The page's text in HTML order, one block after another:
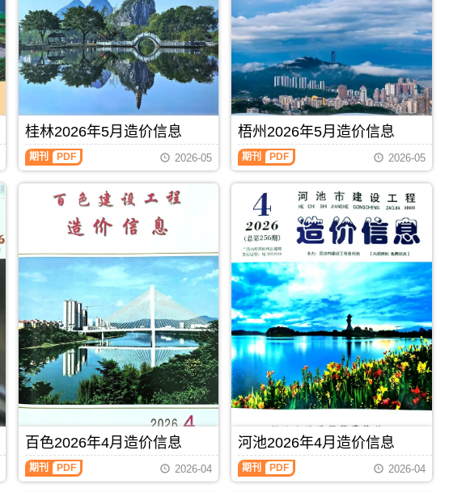
港
工
程
招
标
控
编
制
州
市
建
设
工
程
站
官
方
发
信
息
理
手
册，
梧
州
市
造
价
信
息
期
刊
网
发
布，
用
于
港
工
程
设
计
概
于
建
材
参
考
价，
防
城
造
价
信
布，
用
于
百
色
工
程
招
标
控
制
价
编
制，
百
色
市
建
材
价
格
汇
编，
百
色
市
造
价
息
期
刊
PDF
宁
建
设
工
程
造
信
息）
期
刊，
由
南
工
造
息
网
发
布，
南
宁
建
工
程
造
价
信
工
程
造
信
期
刊，
由
柳
州
市
建
程
造
价
信
息
网
发
布，
用
于
柳
州
工
程
估
算
编
制，
桂林2026年5月造价信息
期刊 PDF 2026-05
梧州2026年5月造价信息
期刊 PDF 2026-05
百色2026年4月造价信息
期刊 PDF 2026-04
河池2026年4月造价信息
期刊 PDF 2026-04